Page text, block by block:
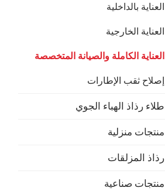
العناية بالداخلية
العناية الخارجية
العناية الكاملة والصيانة المتخصصة
إصلاح ثقب الإطارات
طلاء رذاذ الهباء الجوي
منتجات منزلية
رذاذ المزلقات
منتجات صناعية